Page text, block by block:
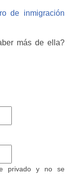
de inmigración
más de ella?
privado y no se